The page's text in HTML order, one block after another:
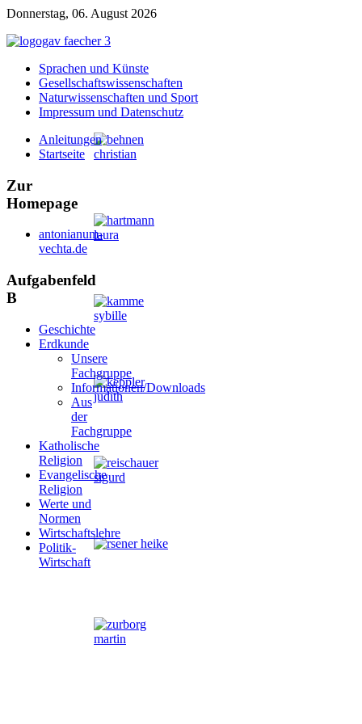
Donnerstag, 06. August 2026
Sprachen und Künste
Gesellschaftswissenschaften
Naturwissenschaften und Sport
Impressum und Datenschutz
Anleitungen
Startseite
Zur
Homepage
antonianum-
vechta.de
Aufgabenfeld
B
Geschichte
Erdkunde
Unsere
Fachgruppe
Informationen/Downloads
Aus
der
Fachgruppe
Katholische
Religion
Evangelische
Religion
Werte und
Normen
Wirtschaftslehre
Politik-
Wirtschaft